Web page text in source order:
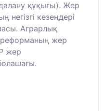
құқығы). Жер
кезеңдері
Аграрлық
реформаның жер
жер